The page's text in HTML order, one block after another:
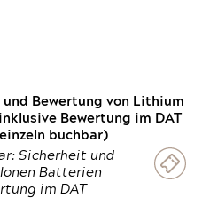
Bewertung von Lithium
Bewertung im DAT
buchbar)
Sicherheit und
Batterien
im DAT